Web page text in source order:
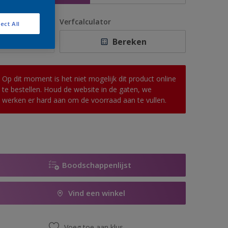
Verfcalculator
Bereken
Op dit moment is het niet mogelijk dit product online
te bestellen. Houd de website in de gaten, we
werken er hard aan om de voorraad aan te vullen.
Boodschappenlijst
Vind een winkel
All